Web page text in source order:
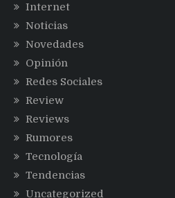
Internet
Noticias
Novedades
Opinión
Redes Sociales
Review
Reviews
Rumores
Tecnología
Tendencias
Uncategorized